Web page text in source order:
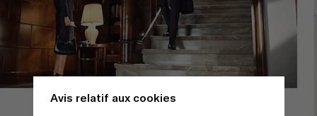
Avis relatif aux cookies